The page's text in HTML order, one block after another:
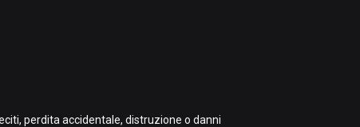
perdita accidentale, distruzione o danni